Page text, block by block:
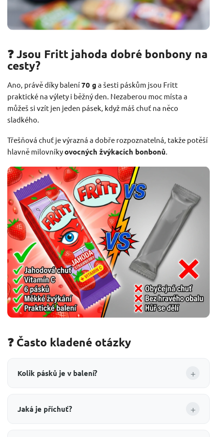
❓ Jsou Fritt jahoda dobré bonbony na
cesty?
Ano, právě díky balení70 g a šesti páskům jsou Fritt
praktické na výlety i běžný den. Nezaberou moc místa a
můžeš si vzít jen jeden pásek, když máš chuť na něco
sladkého.
Třešňová chuť je výrazná a dobře rozpoznatelná, takže potěší
hlavně milovníkyovocných žvýkacích bonbonů
❓ Často kladené otázky
Kolik pásků je v balení? +
Jaká je příchuť? +